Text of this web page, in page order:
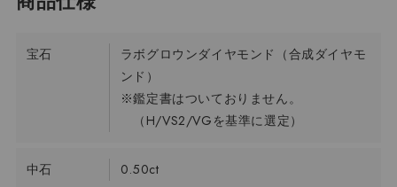
宝石
ラボグロウンダイヤモンド（合成ダイヤモ
ンド）
※鑑定書はついておりません。
（H/VS2/VGを基準に選定）
中石 0.50ct